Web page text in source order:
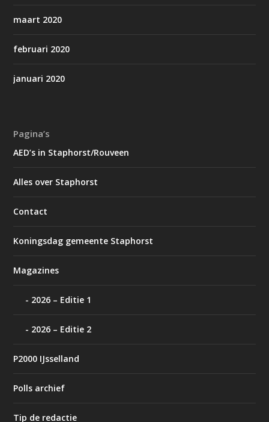
maart 2020
februari 2020
januari 2020
Pagina’s
AED’s in Staphorst/Rouveen
Alles over Staphorst
Contact
Koningsdag gemeente Staphorst
Magazines
2026 – Editie 1
2026 – Editie 2
P2000 IJsselland
Polls archief
Tip de redactie